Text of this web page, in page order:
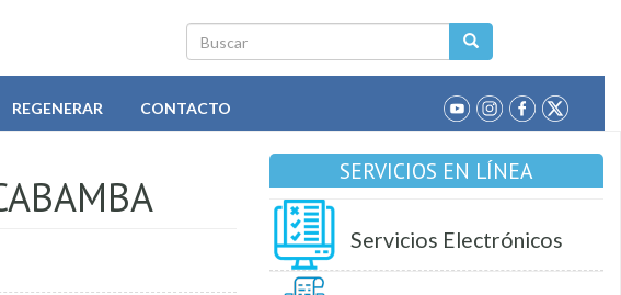
Buscar
REGENERAR CONTACTO
SERVICIOS EN LÍNEA
Servicios Electrónicos